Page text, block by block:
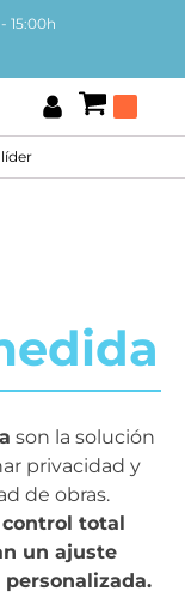
15:00h
líder
son la solución
privacidad y
de obras.
total
un ajuste